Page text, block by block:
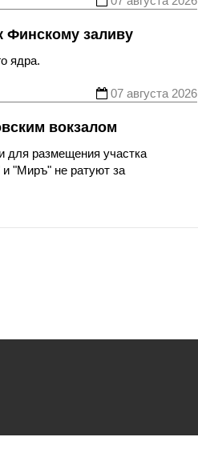
Финскому заливу
ядра.
07 августа 2026
вокзалом
для размещения участка
"Миръ" не ратуют за